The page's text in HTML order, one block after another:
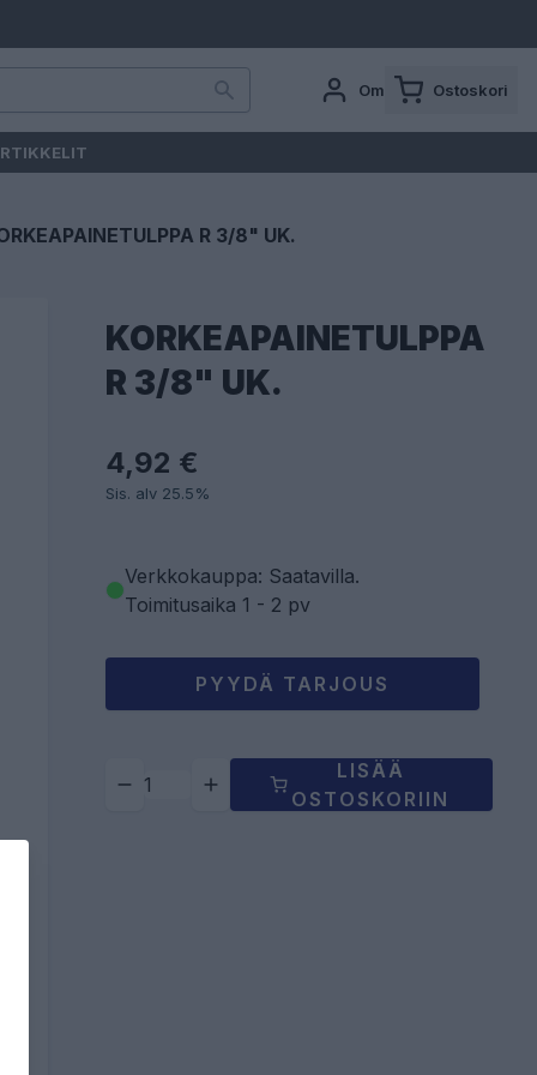
Oma tili Ostoskori
R 3/8" UK.
KORKEAPAINETULPPA
R 3/8" UK.
4,92 €
Sis. alv 25.5%
Verkkokauppa: Saatavilla.
Toimitusaika 1 - 2 pv
PYYDÄ TARJOUS
LISÄÄ
OSTOSKORIIN